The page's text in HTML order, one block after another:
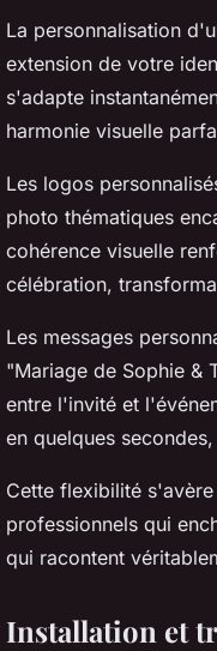
La personnalisation
extension de votre
s'adapte
harmonie visuelle
Les logos
photo thématiques
cohérence visuelle
célébration,
Les messages
"Mariage de Sophie &
entre l'invité et
en quelques
Cette flexibilité
professionnels qui
qui racontent
Installation et